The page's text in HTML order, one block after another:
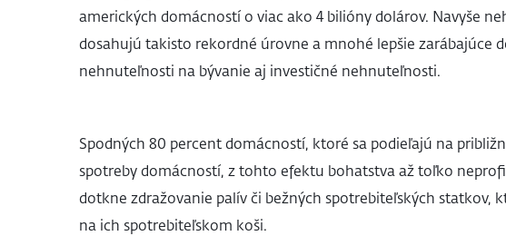
amerických domácností o viac ako 4 bilióny dolárov. Navyše
dosahujú takisto rekordné úrovne a mnohé lepšie zarábajúce
nehnuteľnosti na bývanie aj investičné nehnuteľnosti.
Spodných 80 percent domácností, ktoré sa podieľajú na
spotreby domácností, z tohto efektu bohatstva až toľko
dotkne zdražovanie palív či bežných spotrebiteľských statkov,
na ich spotrebiteľskom koši.